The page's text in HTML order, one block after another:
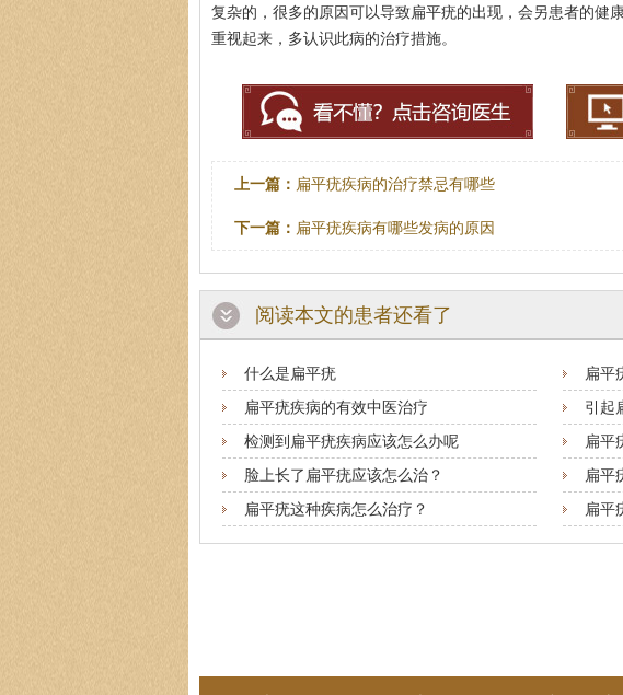
复杂的，很多的原因可以导致扁平疣的出现，会另患者的健
重视起来，多认识此病的治疗措施。
上一篇： 扁平疣疾病的治疗禁忌有哪些
下一篇： 扁平疣疾病有哪些发病的原因
阅读本文的患者还看了
什么是扁平疣
扁平
扁平疣疾病的有效中医治疗
引起
检测到扁平疣疾病应该怎么办呢
扁平
脸上长了扁平疣应该怎么治？
扁平
扁平疣这种疾病怎么治疗？
扁平